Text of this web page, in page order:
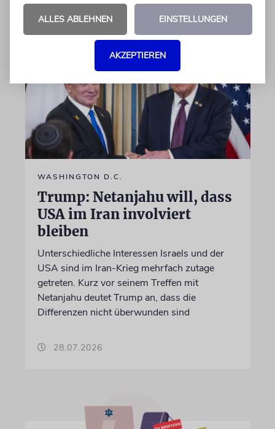
30.07.2026 Aktualisiert
WASHINGTON D.C.
Trump: Netanjahu will, dass
USA im Iran involviert
bleiben
Unterschiedliche Interessen Israels und der
USA sind im Iran-Krieg mehrfach zutage
getreten. Kurz vor seinem Treffen mit
Netanjahu deutet Trump an, dass die
Differenzen nicht überwunden sind
28.07.2026
ALLES ABLEHNEN EINSTELLUNGEN
AKZEPTIEREN